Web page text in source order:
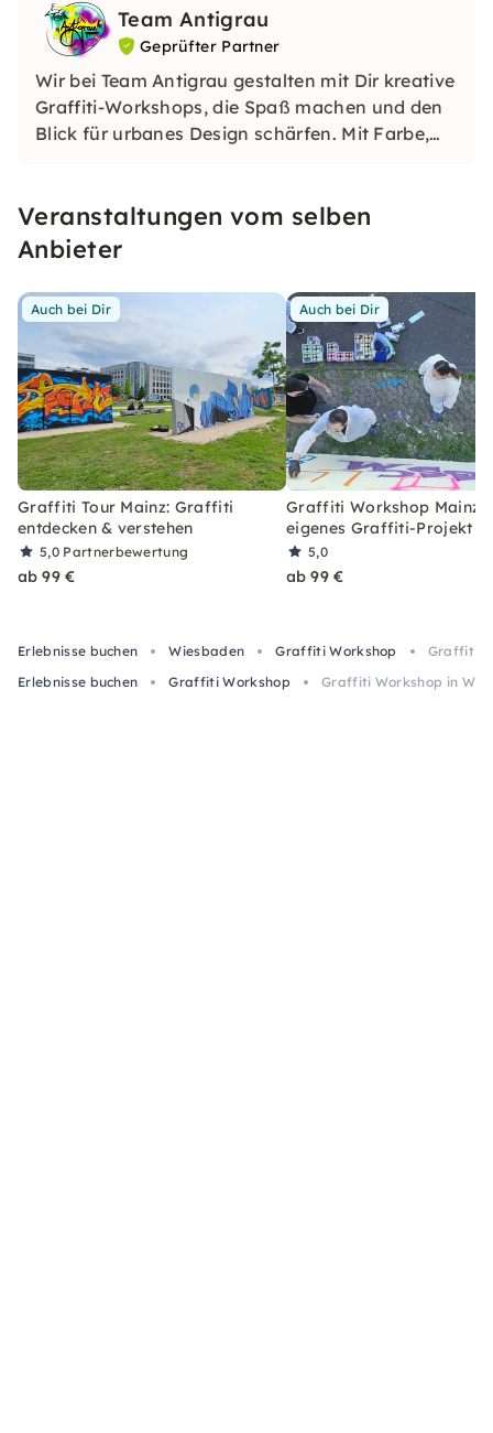
Team Antigrau
Geprüfter Partner
Wir bei Team Antigrau gestalten mit Dir kreative
Graffiti-Workshops, die Spaß machen und den
Blick für urbanes Design schärfen. Mit Farbe,
Veranstaltungen vom selben
Anbieter
Auch bei Dir
Graffiti Tour Mainz: Graffiti
entdecken & verstehen
5,0 Partnerbewertung
ab 99 €
Auch bei Dir
Graffiti Workshop Mainz:
eigenes Graffiti-Projekt
5,0
ab 99 €
Erlebnisse buchen Wiesbaden Graffiti Workshop
Graffiti
Erlebnisse buchen
Graffiti Workshop Graffiti Workshop in